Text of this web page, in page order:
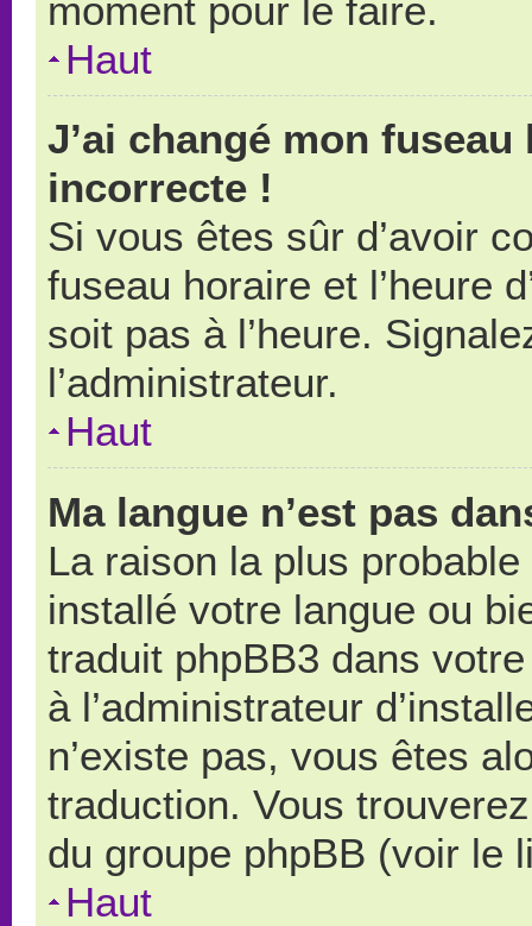
moment pour le faire.
Haut
J’ai changé mon
incorrecte !
Si vous êtes sûr d’avoir
fuseau horaire et l’heure
soit pas à l’heure.
l’administrateur.
Haut
Ma langue n’est pas
La raison la plus probable
installé votre langue ou
traduit phpBB3 dans
à l’administrateur
n’existe pas, vous êtes
traduction. Vous
du groupe phpBB (voir le
Haut